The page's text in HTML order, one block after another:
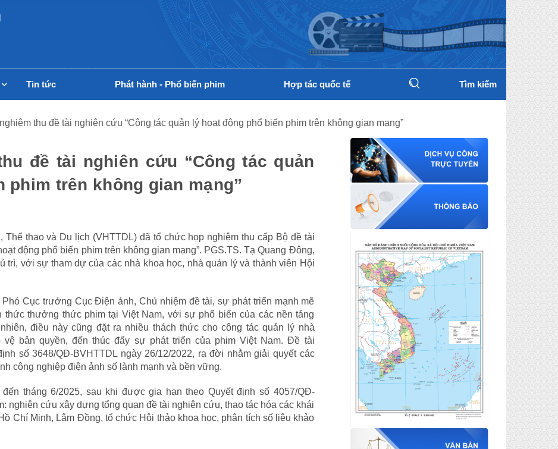
Tin tức Phát hành - Phổ biến phim Hợp tác quốc tế Tìm kiếm
thu đề tài nghiên cứu “Công tác quản lý hoạt động phổ biến phim trên không gian mạng”
đề tài nghiên cứu “Công tác quản
phim trên không gian mạng”
Thể thao và Du lịch (VHTTDL) đã tổ chức họp nghiệm thu cấp Bộ đề tài
động phổ biến phim trên không gian mạng”. PGS.TS. Tạ Quang Đông,
với sự tham dự của các nhà khoa học, nhà quản lý và thành viên Hội
Cục trưởng Cục Điện ảnh, Chủ nhiệm đề tài, sự phát triển mạnh mẽ
thức thưởng thức phim tại Việt Nam, với sự phổ biến của các nền tảng
điều này cũng đặt ra nhiều thách thức cho công tác quản lý nhà
bản quyền, đến thúc đẩy sự phát triển của phim Việt Nam. Đề tài
số 3648/QĐ-BVHTTDL ngày 26/12/2022, ra đời nhằm giải quyết các
công nghiệp điện ảnh số lành mạnh và bền vững.
tháng 6/2025, sau khi được gia hạn theo Quyết định số 4057/QĐ-
nghiên cứu xây dựng tổng quan đề tài nghiên cứu, thao tác hóa các khái
Chí Minh, Lâm Đồng, tổ chức Hội thảo khoa học, phân tích số liệu khảo